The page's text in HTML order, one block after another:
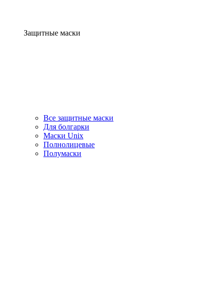
Защитные маски
Все защитные маски
Для болгарки
Маски Unix
Полнолицевые
Полумаски